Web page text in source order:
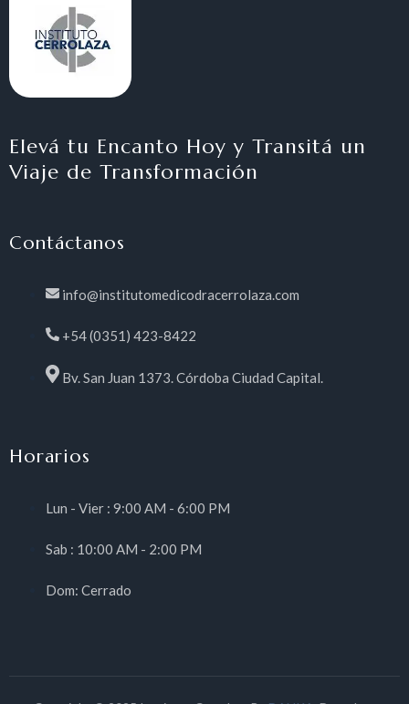
Elevá tu Encanto Hoy y Transitá un
Viaje de Transformación
Contáctanos
info@institutomedicodracerrolaza.com
+54 (0351) 423-8422
Bv. San Juan 1373. Córdoba Ciudad Capital.
Horarios
Lun - Vier : 9:00 AM - 6:00 PM
Sab : 10:00 AM - 2:00 PM
Dom: Cerrado